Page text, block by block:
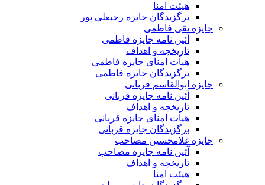
هیئت امنا
برگزیدگان جایزه رجبعلی پور
جایزه تقی فاطمی
آئین نامه جایزه فاطمی
تاریخچه و اهداف
هیأت امنای جایزه فاطمی
برگزیدگان جایزه فاطمی
جایزه ابوالقاسم قربانی
آئین نامه جایزه قربانی
تاریخچه و اهداف
هیأت امنای جایزه قربانی
برگزیدگان جایزه قربانی
جایزه غلامحسین مصاحب
آئین نامه جایزه مصاحب
تاریخچه و اهداف
هیئت امنا